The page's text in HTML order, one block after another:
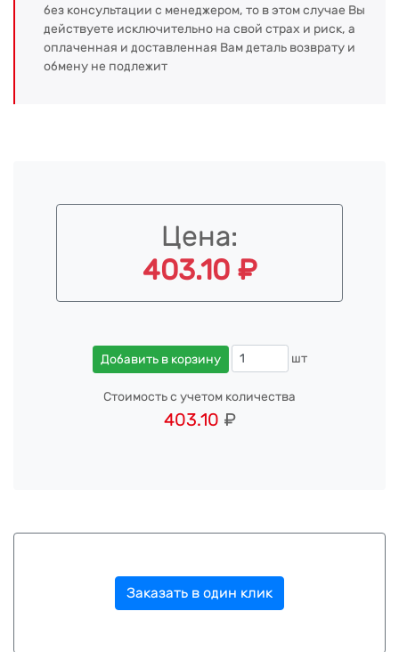
без консультации с менеджером, то в этом случае Вы
действуете исключительно на свой страх и риск, а
оплаченная и доставленная Вам деталь возврату и
обмену не подлежит
Цена:
403.10 ₽
Добавить в корзину шт
Стоимость с учетом количества
403.10 ₽
Заказать в один клик